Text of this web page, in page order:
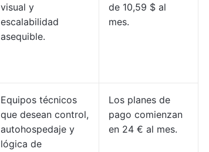
visual y
escalabilidad
asequible.
de 10,59 $ al
mes.
Equipos técnicos
que desean control,
autohospedaje y
lógica de
Los planes de
pago comienzan
en 24 € al mes.